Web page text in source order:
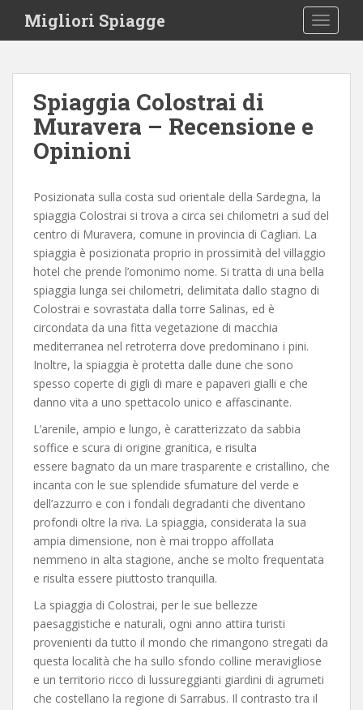
i
Migliori Spiagge
Spiaggia Colostrai di
Muravera – Recensione e
Opinioni
Posizionata sulla costa sud orientale della Sardegna, la
spiaggia Colostrai si trova a circa sei chilometri a sud del
centro di Muravera, comune in provincia di Cagliari. La
spiaggia è posizionata proprio in prossimità del villaggio
hotel che prende l’omonimo nome. Si tratta di una bella
spiaggia lunga sei chilometri, delimitata dallo stagno di
Colostrai e sovrastata dalla torre Salinas, ed è
circondata da una fitta vegetazione di macchia
mediterranea nel retroterra dove predominano i pini.
Inoltre, la spiaggia è protetta dalle dune che sono
spesso coperte di gigli di mare e papaveri gialli e che
danno vita a uno spettacolo unico e affascinante.
L’arenile, ampio e lungo, è caratterizzato da sabbia
soffice e scura di origine granitica, e risulta
essere bagnato da un mare trasparente e cristallino, che
incanta con le sue splendide sfumature del verde e
dell’azzurro e con i fondali degradanti che diventano
profondi oltre la riva. La spiaggia, considerata la sua
ampia dimensione, non è mai troppo affollata
nemmeno in alta stagione, anche se molto frequentata
e risulta essere piuttosto tranquilla.
La spiaggia di Colostrai, per le sue bellezze
paesaggistiche e naturali, ogni anno attira turisti
provenienti da tutto il mondo che rimangono stregati da
questa località che ha sullo sfondo colline meravigliose
e un territorio ricco di lussureggianti giardini di agrumeti
che costellano la regione di Sarrabus. Il contrasto tra il